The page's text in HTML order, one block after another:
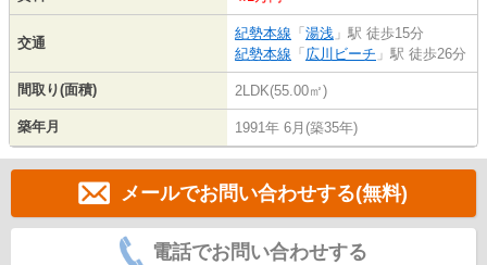
交通
紀勢本線 「 湯浅 」駅 徒歩15分
紀勢本線 「 広川ビーチ 」駅 徒歩26分
間取り(面積) 2LDK(55.00㎡)
築年月 1991年 6月(築35年)
メールでお問い合わせする(無料)
電話でお問い合わせする